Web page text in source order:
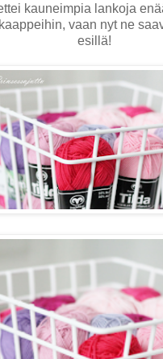
kauneimpia lankoja
vaan nyt ne
esillä!